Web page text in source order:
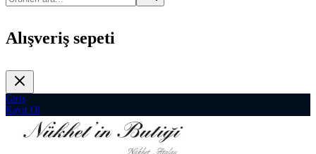
Alışveriş sepeti
Giriş
Kayıt Ol